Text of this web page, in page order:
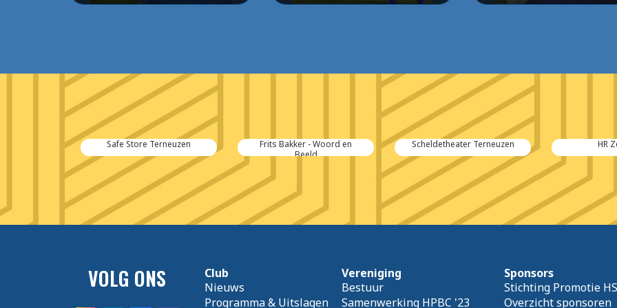
Safe Store Terneuzen
Frits Bakker - Woord en
Beeld
Scheldetheater Terneuzen HR
VOLG ONS
Club
Nieuws
Programma & Uitslagen
Vereniging
Bestuur
Samenwerking HPBC '23
Sponsors
Stichting Promotie
Overzicht sponsoren